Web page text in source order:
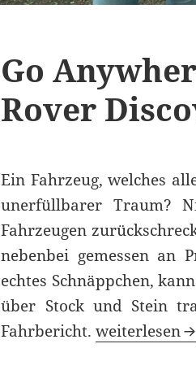
Go
Rover
Ein Fahrzeug, welches
unerfüllbarer Traum?
Fahrzeugen
nebenbei gemessen an
echtes Schnäppchen,
über Stock und Stein
Fahrbericht.Go
weiterlesen